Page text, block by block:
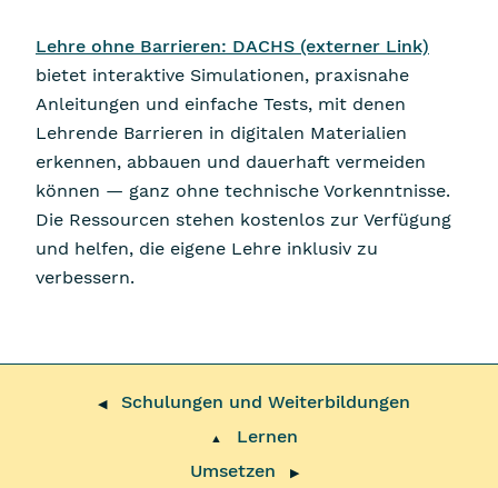
Lehre ohne Barrieren: DACHS (externer Link)
bietet interaktive Simulationen, praxisnahe
Anleitungen und einfache Tests, mit denen
Lehrende Barrieren in digitalen Materialien
erkennen, abbauen und dauerhaft vermeiden
können — ganz ohne technische Vorkenntnisse.
Die Ressourcen stehen kostenlos zur Verfügung
und helfen, die eigene Lehre inklusiv zu
verbessern.
◀ Schulungen und Weiterbildungen
▲
Lernen
Umsetzen
▶